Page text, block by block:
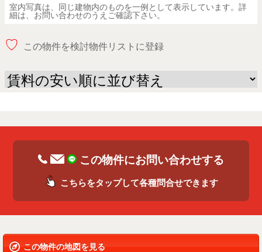
室内写真は、同じ建物内のものを一例として表示しています。詳
細は、お問い合わせのうえご確認下さい。
♡ この物件を検討物件リストに登録
この物件にお問い合わせする
こちらをタップして各種問合せできます
この物件の地図を見る